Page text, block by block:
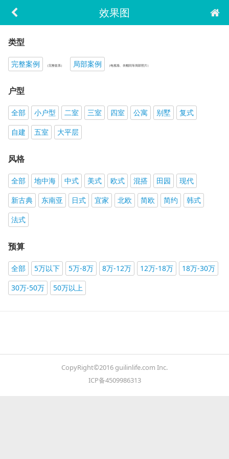
效果图
类型
完整案例 （完整套系） 局部案例 （电视墙、衣帽间等局部照片）
户型
全部 小户型 二室 三室 四室 公寓 别墅
复式
自建
五室 大平层
风格
全部 地中海 中式 美式 欧式 混搭 田园
现代
新古典
东南亚 日式 宜家 北欧 简欧 简约
韩式
法式
预算
全部 5万以下 5万-8万 8万-12万 12万-18万
18万-30万
30万-50万
50万以上
CopyRight©2016 guilinlife.com Inc.
ICP备4509986313